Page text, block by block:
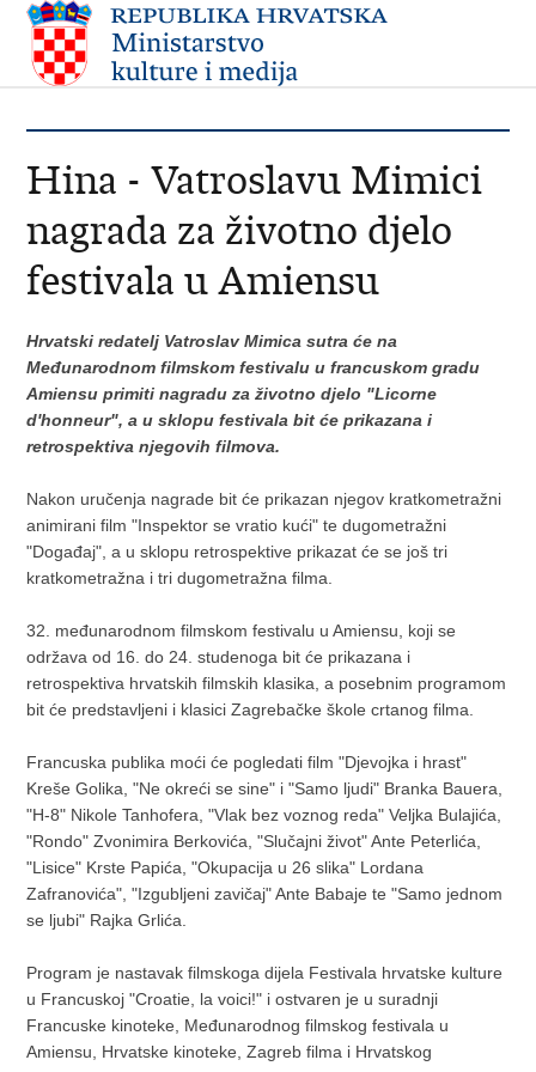
Hina - Vatroslavu Mimici
nagrada za životno djelo
festivala u Amiensu
Hrvatski redatelj Vatroslav Mimica sutra će na
Međunarodnom filmskom festivalu u francuskom gradu
Amiensu primiti nagradu za životno djelo "Licorne
d'honneur", a u sklopu festivala bit će prikazana i
retrospektiva njegovih filmova.
Nakon uručenja nagrade bit će prikazan njegov kratkometražni
animirani film "Inspektor se vratio kući" te dugometražni
"Događaj", a u sklopu retrospektive prikazat će se još tri
kratkometražna i tri dugometražna filma.
32. međunarodnom filmskom festivalu u Amiensu, koji se
održava od 16. do 24. studenoga bit će prikazana i
retrospektiva hrvatskih filmskih klasika, a posebnim programom
bit će predstavljeni i klasici Zagrebačke škole crtanog filma.
Francuska publika moći će pogledati film "Djevojka i hrast"
Kreše Golika, "Ne okreći se sine" i "Samo ljudi" Branka Bauera,
"H-8" Nikole Tanhofera, "Vlak bez voznog reda" Veljka Bulajića,
"Rondo" Zvonimira Berkovića, "Slučajni život" Ante Peterlića,
"Lisice" Krste Papića, "Okupacija u 26 slika" Lordana
Zafranovića", "Izgubljeni zavičaj" Ante Babaje te "Samo jednom
se ljubi" Rajka Grlića.
Program je nastavak filmskoga dijela Festivala hrvatske kulture
u Francuskoj "Croatie, la voici!" i ostvaren je u suradnji
Francuske kinoteke, Međunarodnog filmskog festivala u
Amiensu, Hrvatske kinoteke, Zagreb filma i Hrvatskog